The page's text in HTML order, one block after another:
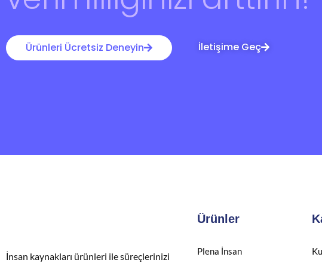
Ürünleri Ücretsiz Deneyin İletişime Geç
İnsan kaynakları ürünleri ile süreçlerinizi
Ürünler
Plena İnsan